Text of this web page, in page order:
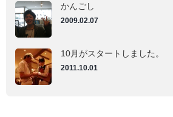
かんごし
2009.02.07
10月がスタートしました。
2011.10.01